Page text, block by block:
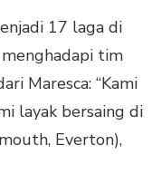
17 laga di
tim
Maresca: “Kami
layak bersaing di
Everton),